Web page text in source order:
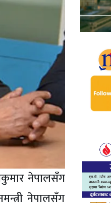
नेपालसँग
नेपालसँग